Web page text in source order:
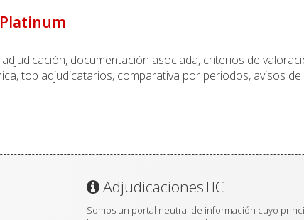
documentación asociada, criterios de
top adjudicatarios, comparativa por periodos, avisos de
AdjudicacionesTIC
Somos un portal neutral de información cuyo